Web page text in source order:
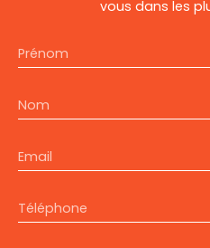
vous dans les
Prénom
Nom
Email
Téléphone